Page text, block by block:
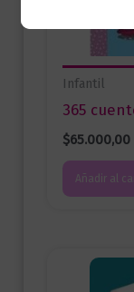
Infantil
365
$65.000,00
Añadir al